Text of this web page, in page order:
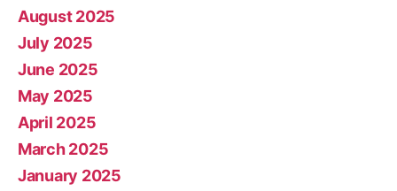
August 2025
July 2025
June 2025
May 2025
April 2025
March 2025
January 2025